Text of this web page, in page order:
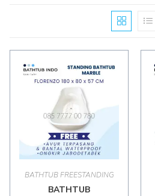
BATHTUB FREESTANDING
BATHTUB